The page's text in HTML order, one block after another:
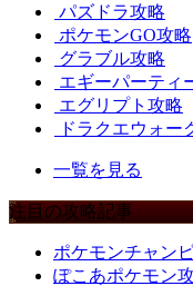
パズドラ攻略
ポケモンGO攻略
グラブル攻略
エギーパーティ
エグリプト攻略
ドラクエウォー
一覧を見る
注目の攻略記事
ポケモンチャン
ぽこあポケモン